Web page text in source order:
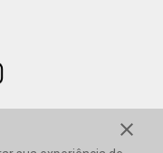
close